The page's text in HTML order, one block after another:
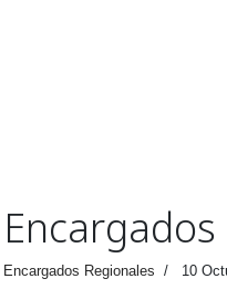
Encargados Regionales 10